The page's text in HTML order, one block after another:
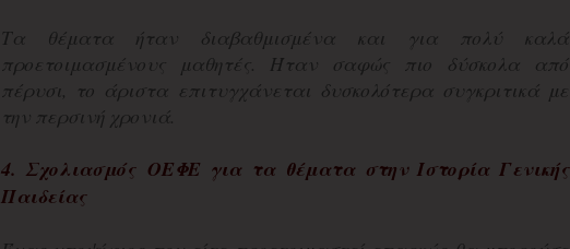
Τα θέματα ήταν διαβαθμισμένα και για πολύ καλά
προετοιμασμένους μαθητές. Ήταν σαφώς πιο δύσκολα από
πέρυσι, το άριστα επιτυγχάνεται δυσκολότερα συγκριτικά με
την περσινή χρονιά.
4. Σχολιασμός ΟΕΦΕ για τα θέματα στηνΙστορία Γενικής
Παιδείας